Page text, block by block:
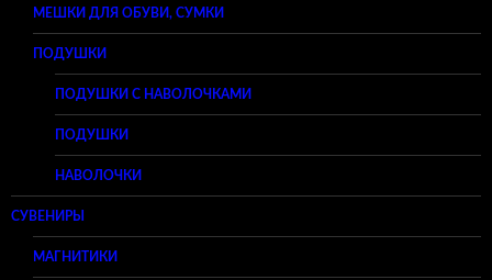
МЕШКИ ДЛЯ ОБУВИ, СУМКИ
ПОДУШКИ
ПОДУШКИ С НАВОЛОЧКАМИ
ПОДУШКИ
НАВОЛОЧКИ
СУВЕНИРЫ
МАГНИТИКИ